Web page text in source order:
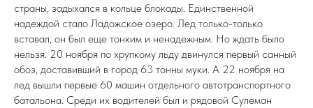
страны, задыхался в кольце блокады. Единственной
надеждой стало Ладожское озеро. Лед только-только
вставал, он был еще тонким и ненадежным. Но ждать было
нельзя. 20 ноября по хрупкому льду двинулся первый санный
обоз, доставивший в город 63 тонны муки. А 22 ноября на
лед вышли первые 60 машин отдельного автотранспортного
батальона. Среди их водителей был и рядовой Сулеман